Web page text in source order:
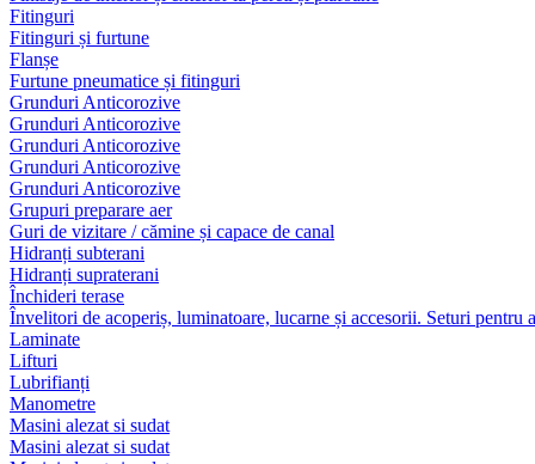
Fitinguri
Fitinguri și furtune
Flanșe
Furtune pneumatice și fitinguri
Grunduri Anticorozive
Grunduri Anticorozive
Grunduri Anticorozive
Grunduri Anticorozive
Grunduri Anticorozive
Grupuri preparare aer
Guri de vizitare / cămine și capace de canal
Hidranți subterani
Hidranți supraterani
Închideri terase
Învelitori de acoperiș, luminatoare, lucarne și accesorii. Seturi pentru
Laminate
Lifturi
Lubrifianți
Manometre
Masini alezat si sudat
Masini alezat si sudat